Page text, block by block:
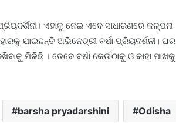
ଏହାକୁ ନେଇ ଏବେ ସାଧାରଣରେ କଳ୍ପନା
ଯାଇଛନ୍ତି ଅଭିନେତ୍ରୀ ବର୍ଷା ପ୍ରିୟଦର୍ଶନୀ। ଘର
ମିଳିଛି । ତେବେ ବର୍ଷା କେଉଁଠାକୁ ଓ କାହା ପାଖକୁ
barsha pryadarshini Odisha